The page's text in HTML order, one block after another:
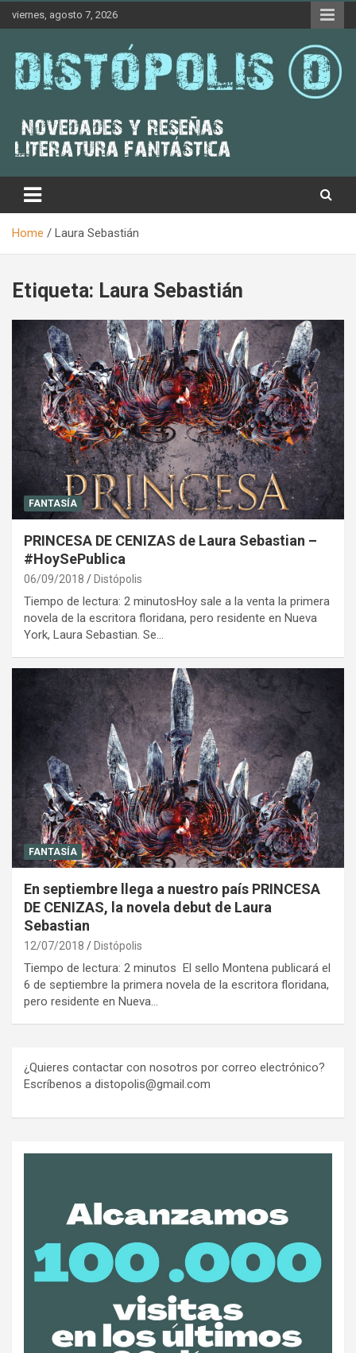
viernes, agosto 7, 2026
Distópolis
Home Laura Sebastián
Etiqueta: Laura Sebastián
FANTASÍA
PRINCESA DE CENIZAS de Laura Sebastian –
#HoySePublica
06/09/2018 Distópolis
Tiempo de lectura: 2 minutosHoy sale a la venta la primera
novela de la escritora floridana, pero residente en Nueva
York, Laura Sebastian. Se…
FANTASÍA
En septiembre llega a nuestro país PRINCESA
DE CENIZAS, la novela debut de Laura
Sebastian
12/07/2018 Distópolis
Tiempo de lectura: 2 minutos El sello Montena publicará el
6 de septiembre la primera novela de la escritora floridana,
pero residente en Nueva…
¿Quieres contactar con nosotros por correo electrónico?
Escríbenos a distopolis@gmail.com